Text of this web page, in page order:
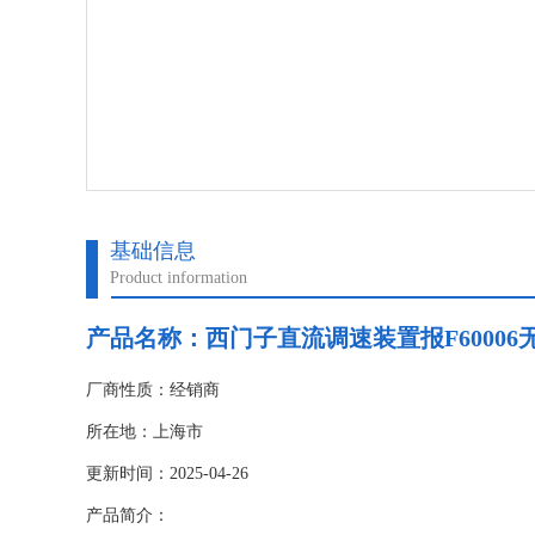
基础信息
Product information
产品名称： 西门子直流调速装置报F60006
厂商性质：经销商
所在地：上海市
更新时间：2025-04-26
产品简介：